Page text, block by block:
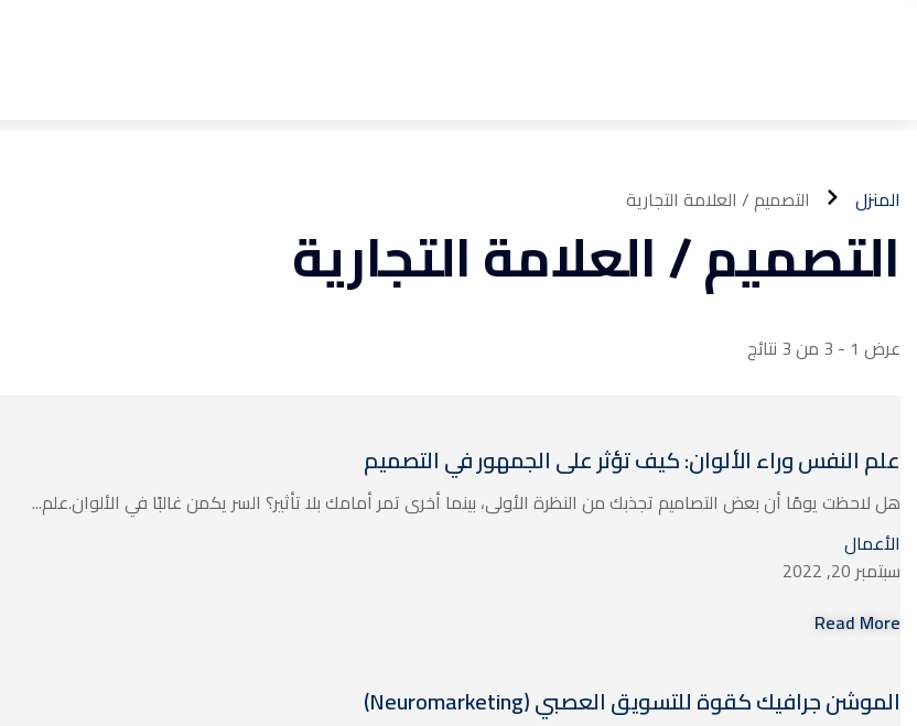
المنزل التصميم / العلامة التجارية
التصميم / العلامة التجارية
عرض 1 - 3 من 3 نتائج
علم النفس وراء الألوان: كيف تؤثر على الجمهور في التصميم
هل لاحظت يومًا أن بعض التصاميم تجذبك من النظرة الأولى، بينما أخرى تمر أمامك بلا تأثير؟ السر يكمن غالبًا في الألوان.علم...
الأعمال
سبتمبر 20, 2022
Read More
الموشن جرافيك كقوة للتسويق العصبي (Neuromarketing)